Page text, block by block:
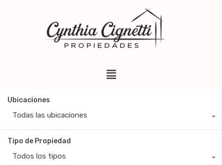
Ubicaciones
Todas las ubicaciones
Tipo de Propiedad
Todos los tipos